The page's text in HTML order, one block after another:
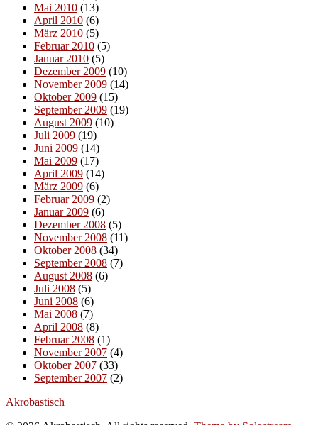
Mai 2010 (13)
April 2010 (6)
März 2010 (5)
Februar 2010 (5)
Januar 2010 (5)
Dezember 2009 (10)
November 2009 (14)
Oktober 2009 (15)
September 2009 (19)
August 2009 (10)
Juli 2009 (19)
Juni 2009 (14)
Mai 2009 (17)
April 2009 (14)
März 2009 (6)
Februar 2009 (2)
Januar 2009 (6)
Dezember 2008 (5)
November 2008 (11)
Oktober 2008 (34)
September 2008 (7)
August 2008 (6)
Juli 2008 (5)
Juni 2008 (6)
Mai 2008 (7)
April 2008 (8)
Februar 2008 (1)
November 2007 (4)
Oktober 2007 (33)
September 2007 (2)
Akrobastisch